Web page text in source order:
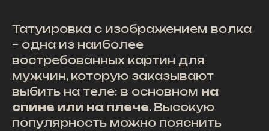
Татуировка с изображением волка
– одна из наиболее
востребованных картин для
мужчин, которую заказывают
выбить на теле: в основном на
спине или на плече. Высокую
популярность можно пояснить